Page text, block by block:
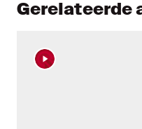
Gerelateerde